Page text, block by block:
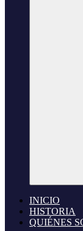
INICIO
HISTORIA
QUIÉNES